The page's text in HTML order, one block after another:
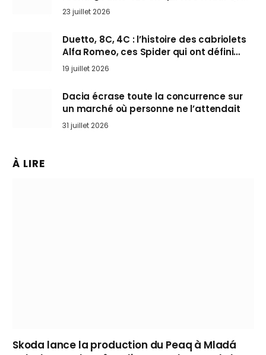
arrive en Europe cet automne
23 juillet 2026
Duetto, 8C, 4C : l’histoire des cabriolets
Alfa Romeo, ces Spider qui ont défini
l’art de rouler cheveux au vent
19 juillet 2026
Dacia écrase toute la concurrence sur
un marché où personne ne l’attendait
31 juillet 2026
À LIRE
Skoda lance la production du Peaq à Mladá